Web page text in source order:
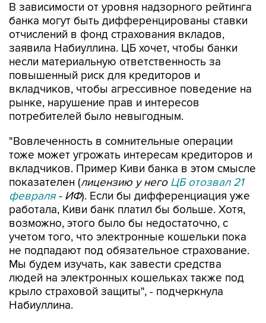
В зависимости от уровня надзорного рейтинга
банка могут быть дифференцированы ставки
отчислений в фонд страхования вкладов,
заявила Набиуллина. ЦБ хочет, чтобы банки
несли материальную ответственность за
повышенный риск для кредиторов и
вкладчиков, чтобы агрессивное поведение на
рынке, нарушение прав и интересов
потребителей было невыгодным.
"Вовлеченность в сомнительные операции
тоже может угрожать интересам кредиторов и
вкладчиков. Пример Киви банка в этом смысле
показателен (лицензию у него ЦБ отозвал 21
февраля- ИФ). Если бы дифференциация уже
работала, Киви банк платил бы больше. Хотя,
возможно, этого было бы недостаточно, с
учетом того, что электронные кошельки пока
не подпадают под обязательное страхование.
Мы будем изучать, как завести средства
людей на электронных кошельках также под
крыло страховой защиты", - подчеркнула
Набиуллина.